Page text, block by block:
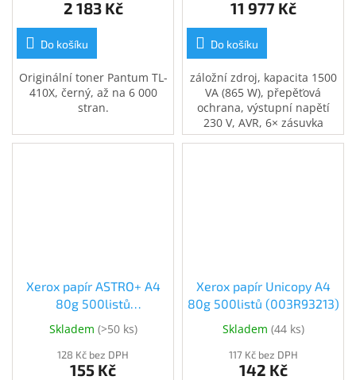
2 183 Kč
Do košíku
Originální toner Pantum TL-
410X, černý, až na 6 000
stran.
11 977 Kč
Do košíku
záložní zdroj, kapacita 1500
VA (865 W), přepěťová
ochrana, výstupní napětí
230 V, AVR, 6× zásuvka
French, zajistí napájení při
Xerox papír ASTRO+ A4
80g 500listů
Skladem (>50 ks)
128 Kč bez DPH
155 Kč
Xerox papír Unicopy A4
80g 500listů (003R93213)
Skladem (44 ks)
117 Kč bez DPH
142 Kč